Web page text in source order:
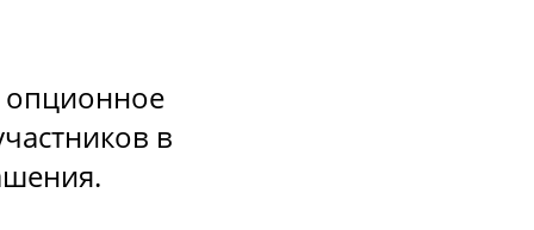
опционное
в